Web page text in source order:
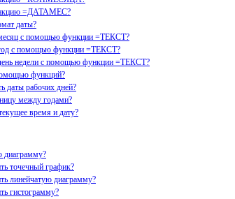
=ДАТАМЕС?
даты?
с помощью функции =ТЕКСТ?
с помощью функции =ТЕКСТ?
недели с помощью функции =ТЕКСТ?
функций?
даты рабочих дней?
между годами?
время и дату?
диаграмму?
точечный график?
линейчатую диаграмму?
гистограмму?